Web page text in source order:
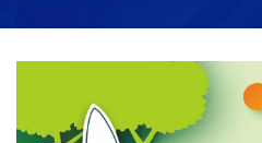
Nam Liong